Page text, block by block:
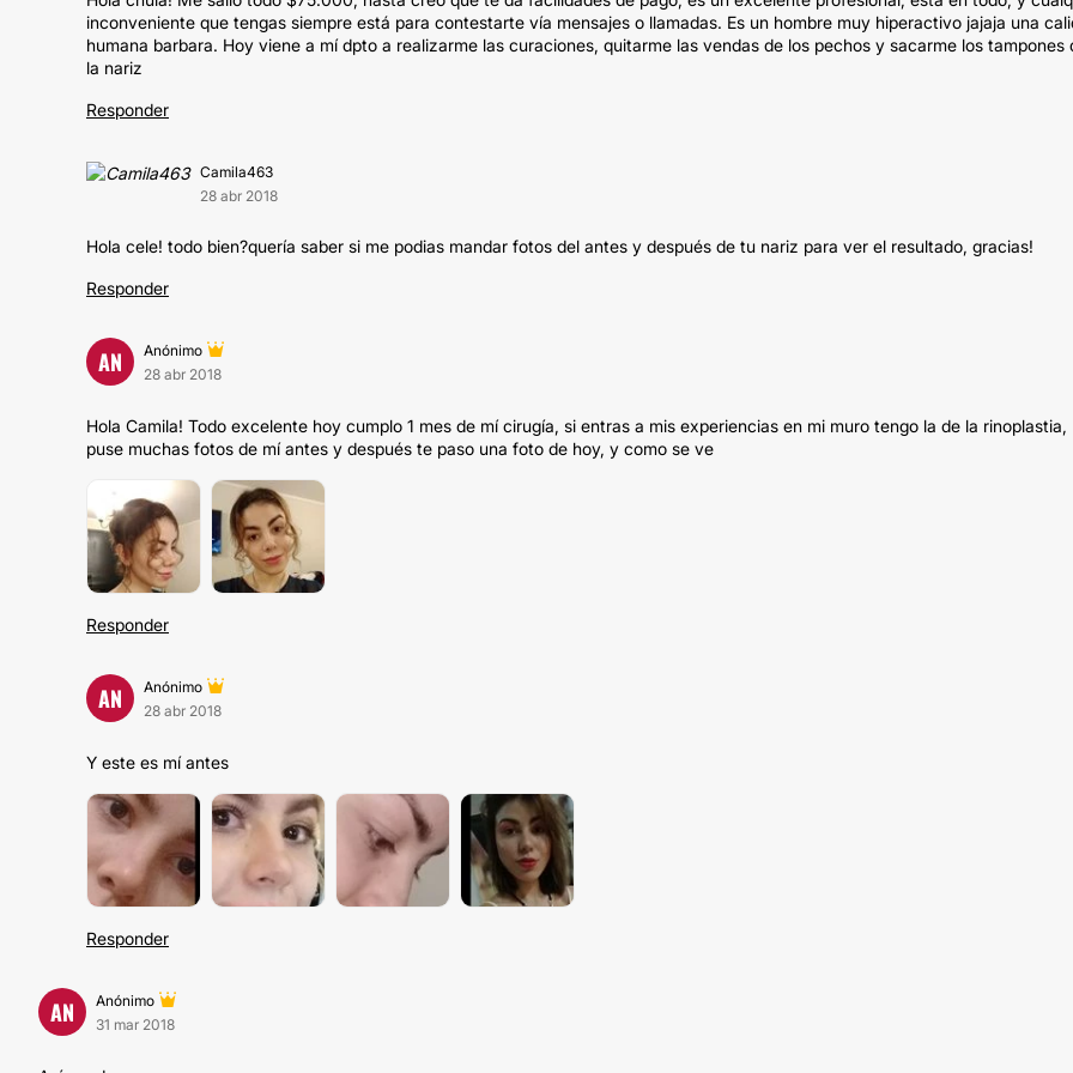
inconveniente que tengas siempre está para contestarte vía mensajes o llamadas. Es un hombre muy hiperactivo jajaja una
humana barbara. Hoy viene a mí dpto a realizarme las curaciones, quitarme las vendas de los pechos y sacarme los tampones
la nariz
Responder
Camila463
28 abr 2018
Hola cele! todo bien?quería saber si me podias mandar fotos del antes y después de tu nariz para ver el resultado, gracias!
Responder
AN
Anónimo
28 abr 2018
Hola Camila! Todo excelente hoy cumplo 1 mes de mí cirugía, si entras a mis experiencias en mi muro tengo la de la rinoplastia,
puse muchas fotos de mí antes y después te paso una foto de hoy, y como se ve
Responder
AN
Anónimo
28 abr 2018
Y este es mí antes
Responder
AN
Anónimo
31 mar 2018